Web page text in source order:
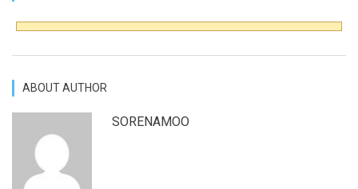
ABOUT AUTHOR
SORENAMOO